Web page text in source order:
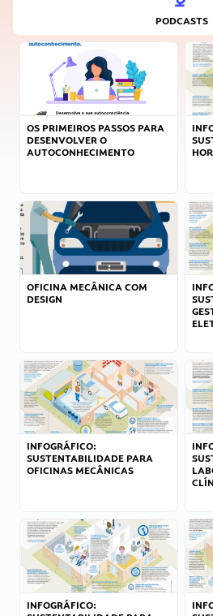
PODCASTS
OS PRIMEIROS PASSOS PARA
DESENVOLVER O
AUTOCONHECIMENTO
OFICINA MECÂNICA COM
DESIGN
INFOGRÁFICO:
SUSTENTABILIDADE PARA
OFICINAS MECÂNICAS
INFOGRÁFICO: